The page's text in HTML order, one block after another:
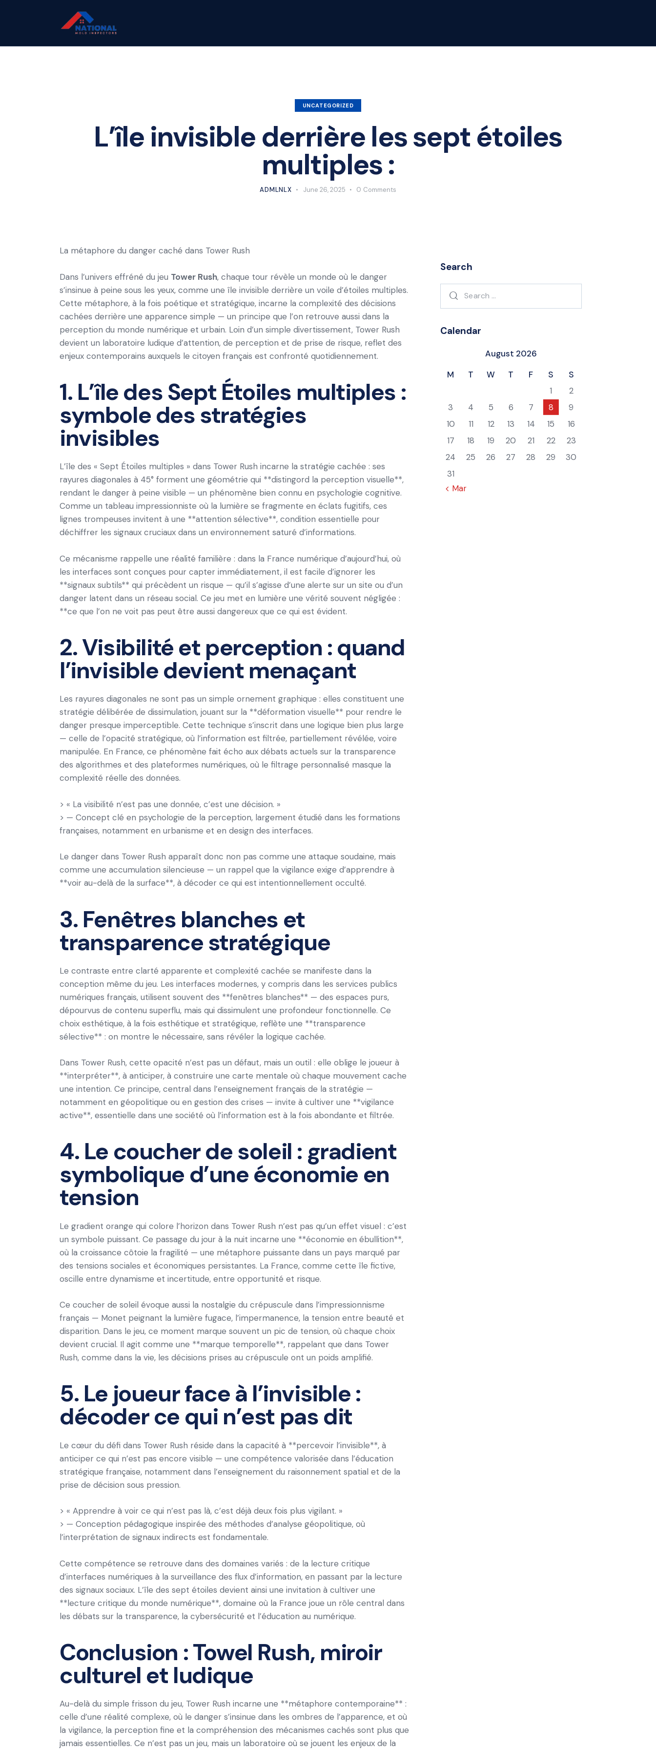
UNCATEGORIZED
L’île invisible derrière les sept étoiles
multiples :
ADMLNLX June 26, 2025 0 Comments
La métaphore du danger caché dans Tower Rush
Dans l’univers effréné du jeu Tower Rush, chaque tour révèle un monde où le danger
s’insinue à peine sous les yeux, comme une île invisible derrière un voile d’étoiles multiples.
Cette métaphore, à la fois poétique et stratégique, incarne la complexité des décisions
cachées derrière une apparence simple — un principe que l’on retrouve aussi dans la
perception du monde numérique et urbain. Loin d’un simple divertissement, Tower Rush
devient un laboratoire ludique d’attention, de perception et de prise de risque, reflet des
enjeux contemporains auxquels le citoyen français est confronté quotidiennement.
1. L’île des Sept Étoiles multiples :
symbole des stratégies
invisibles
L’île des « Sept Étoiles multiples » dans Tower Rush incarne la stratégie cachée : ses
rayures diagonales à 45° forment une géométrie qui **distingord la perception visuelle**,
rendant le danger à peine visible — un phénomène bien connu en psychologie cognitive.
Comme un tableau impressionniste où la lumière se fragmente en éclats fugitifs, ces
lignes trompeuses invitent à une **attention sélective**, condition essentielle pour
déchiffrer les signaux cruciaux dans un environnement saturé d’informations.
Ce mécanisme rappelle une réalité familière : dans la France numérique d’aujourd’hui, où
les interfaces sont conçues pour capter immédiatement, il est facile d’ignorer les
**signaux subtils** qui précèdent un risque — qu’il s’agisse d’une alerte sur un site ou d’un
danger latent dans un réseau social. Ce jeu met en lumière une vérité souvent négligée :
**ce que l’on ne voit pas peut être aussi dangereux que ce qui est évident.
2. Visibilité et perception : quand
l’invisible devient menaçant
Les rayures diagonales ne sont pas un simple ornement graphique : elles constituent une
stratégie délibérée de dissimulation, jouant sur la **déformation visuelle** pour rendre le
danger presque imperceptible. Cette technique s’inscrit dans une logique bien plus large
— celle de l’opacité stratégique, où l’information est filtrée, partiellement révélée, voire
manipulée. En France, ce phénomène fait écho aux débats actuels sur la transparence
des algorithmes et des plateformes numériques, où le filtrage personnalisé masque la
complexité réelle des données.
> « La visibilité n’est pas une donnée, c’est une décision. »
> — Concept clé en psychologie de la perception, largement étudié dans les formations
françaises, notamment en urbanisme et en design des interfaces.
Le danger dans Tower Rush apparaît donc non pas comme une attaque soudaine, mais
comme une accumulation silencieuse — un rappel que la vigilance exige d’apprendre à
**voir au-delà de la surface**, à décoder ce qui est intentionnellement occulté.
3. Fenêtres blanches et
transparence stratégique
Le contraste entre clarté apparente et complexité cachée se manifeste dans la
conception même du jeu. Les interfaces modernes, y compris dans les services publics
numériques français, utilisent souvent des **fenêtres blanches** — des espaces purs,
dépourvus de contenu superflu, mais qui dissimulent une profondeur fonctionnelle. Ce
choix esthétique, à la fois esthétique et stratégique, reflète une **transparence
sélective** : on montre le nécessaire, sans révéler la logique cachée.
Dans Tower Rush, cette opacité n’est pas un défaut, mais un outil : elle oblige le joueur à
**interpréter**, à anticiper, à construire une carte mentale où chaque mouvement cache
une intention. Ce principe, central dans l’enseignement français de la stratégie —
notamment en géopolitique ou en gestion des crises — invite à cultiver une **vigilance
active**, essentielle dans une société où l’information est à la fois abondante et filtrée.
4. Le coucher de soleil : gradient
symbolique d’une économie en
tension
Le gradient orange qui colore l’horizon dans Tower Rush n’est pas qu’un effet visuel : c’est
un symbole puissant. Ce passage du jour à la nuit incarne une **économie en ébullition**,
où la croissance côtoie la fragilité — une métaphore puissante dans un pays marqué par
des tensions sociales et économiques persistantes. La France, comme cette île fictive,
oscille entre dynamisme et incertitude, entre opportunité et risque.
Ce coucher de soleil évoque aussi la nostalgie du crépuscule dans l’impressionnisme
français — Monet peignant la lumière fugace, l’impermanence, la tension entre beauté et
disparition. Dans le jeu, ce moment marque souvent un pic de tension, où chaque choix
devient crucial. Il agit comme une **marque temporelle**, rappelant que dans Tower
Rush, comme dans la vie, les décisions prises au crépuscule ont un poids amplifié.
5. Le joueur face à l’invisible :
décoder ce qui n’est pas dit
Le cœur du défi dans Tower Rush réside dans la capacité à **percevoir l’invisible**, à
anticiper ce qui n’est pas encore visible — une compétence valorisée dans l’éducation
stratégique française, notamment dans l’enseignement du raisonnement spatial et de la
prise de décision sous pression.
> « Apprendre à voir ce qui n’est pas là, c’est déjà deux fois plus vigilant. »
> — Conception pédagogique inspirée des méthodes d’analyse géopolitique, où
l’interprétation de signaux indirects est fondamentale.
Cette compétence se retrouve dans des domaines variés : de la lecture critique
d’interfaces numériques à la surveillance des flux d’information, en passant par la lecture
des signaux sociaux. L’île des sept étoiles devient ainsi une invitation à cultiver une
**lecture critique du monde numérique**, domaine où la France joue un rôle central dans
les débats sur la transparence, la cybersécurité et l’éducation au numérique.
Conclusion : Towel Rush, miroir
culturel et ludique
Au-delà du simple frisson du jeu, Tower Rush incarne une **métaphore contemporaine** :
celle d’une réalité complexe, où le danger s’insinue dans les ombres de l’apparence, et où
la vigilance, la perception fine et la compréhension des mécanismes cachés sont plus que
jamais essentielles. Ce n’est pas un jeu, mais un laboratoire où se jouent les enjeux de la
Search
Search
Calendar
August 2026
M
T W T F S
S
1
2
3
4 5 6 7 8
9
10
11 12 13 14 15
16
17
18 19 20 21 22
23
24
25 26 27 28 29
30
31
« Mar